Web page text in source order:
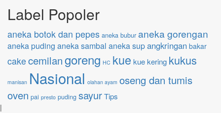
Label Popoler
aneka botok dan pepes aneka bubur aneka gorengan
aneka puding aneka sambal aneka supangkringan bakar
cake cemilangoreng HC kue kue kering kukus
manisan Nasional olahan ayam oseng dan tumis
oven pai presto puding sayurTips
|